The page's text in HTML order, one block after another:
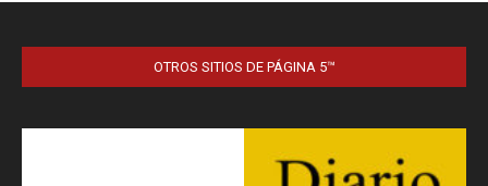
OTROS SITIOS DE PÁGINA 5™